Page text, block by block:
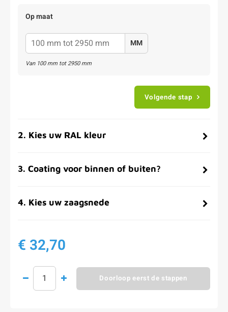
Op maat
MM
Van 100mm tot2950mm
Volgende stap
2. Kies uw RAL kleur
3. Coating voor binnen of buiten?
4. Kies uw zaagsnede
€ 32,70
Doorloop eerst de stappen